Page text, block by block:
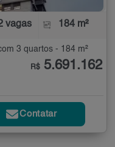
vagas 184 m²
3 quartos - 184 m²
R$ 5.691.162
Contatar